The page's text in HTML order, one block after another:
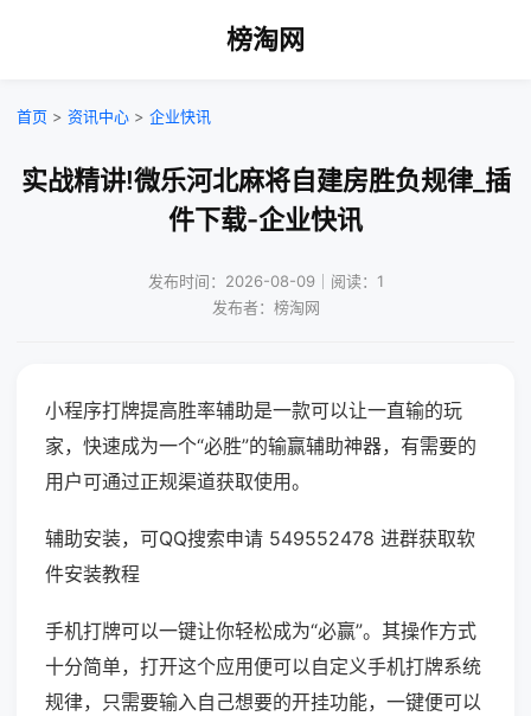
榜淘网
首页 > 资讯中心 > 企业快讯
实战精讲!微乐河北麻将自建房胜负规律_插
件下载-企业快讯
发布时间：2026-08-09｜阅读：1
发布者：榜淘网
小程序打牌提高胜率辅助是一款可以让一直输的玩
家，快速成为一个“必胜”的输赢辅助神器，有需要的
用户可通过正规渠道获取使用。
辅助安装，可QQ搜索申请 549552478 进群获取软
件安装教程
手机打牌可以一键让你轻松成为“必赢”。其操作方式
十分简单，打开这个应用便可以自定义手机打牌系统
规律，只需要输入自己想要的开挂功能，一键便可以